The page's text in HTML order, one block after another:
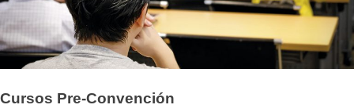
Cursos Pre-Convención